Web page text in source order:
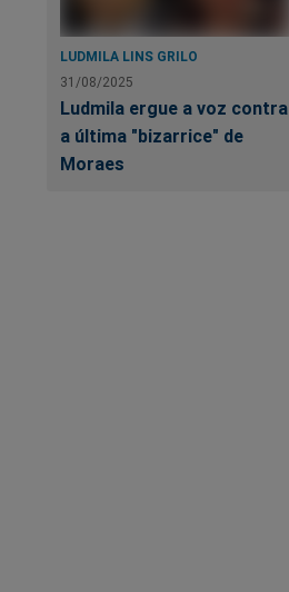
LUDMILA LINS GRILO
31/08/2025
Ludmila ergue a voz contra
a última "bizarrice" de
Moraes